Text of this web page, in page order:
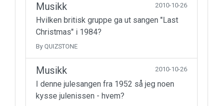
Musikk 2010-10-26
Hvilken britisk gruppe ga ut sangen "Last
Christmas" i 1984?
By QUIZSTONE
Musikk 2010-10-26
I denne julesangen fra 1952 så jeg noen
kysse julenissen - hvem?